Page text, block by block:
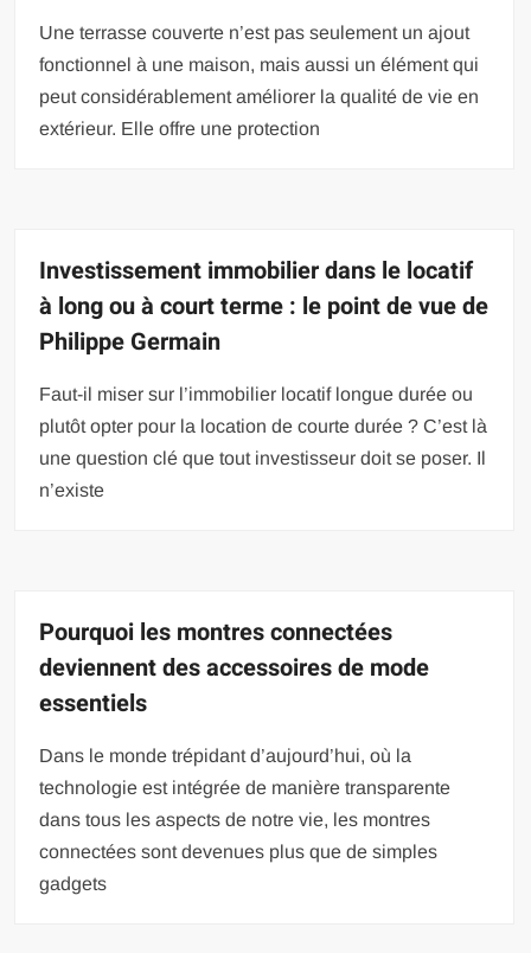
Une terrasse couverte n’est pas seulement un ajout
fonctionnel à une maison, mais aussi un élément qui
peut considérablement améliorer la qualité de vie en
extérieur. Elle offre une protection
Investissement immobilier dans le locatif
à long ou à court terme : le point de vue de
Philippe Germain
Faut-il miser sur l’immobilier locatif longue durée ou
plutôt opter pour la location de courte durée ? C’est là
une question clé que tout investisseur doit se poser. Il
n’existe
Pourquoi les montres connectées
deviennent des accessoires de mode
essentiels
Dans le monde trépidant d’aujourd’hui, où la
technologie est intégrée de manière transparente
dans tous les aspects de notre vie, les montres
connectées sont devenues plus que de simples
gadgets